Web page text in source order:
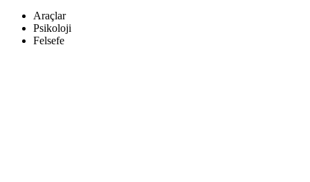
Araçlar
Psikoloji
Felsefe